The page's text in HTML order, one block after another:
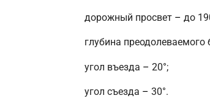
дорожный просвет – до
глубина преодолеваемого
угол въезда – 20°;
угол съезда – 30°.